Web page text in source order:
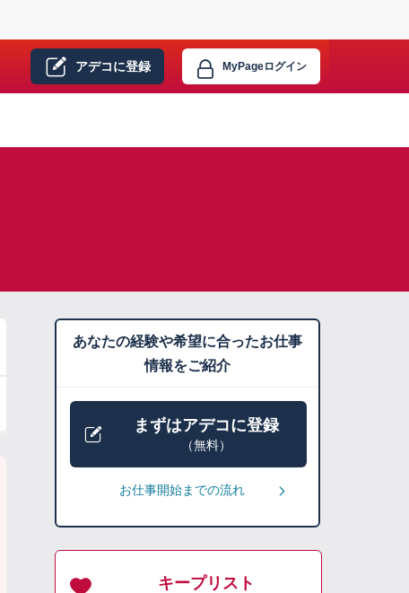
アデコに登録 MyPageログイン
あなたの経験や希望に合ったお仕事
情報をご紹介
まずはアデコに登録
（無料）
お仕事開始までの流れ
キープリスト